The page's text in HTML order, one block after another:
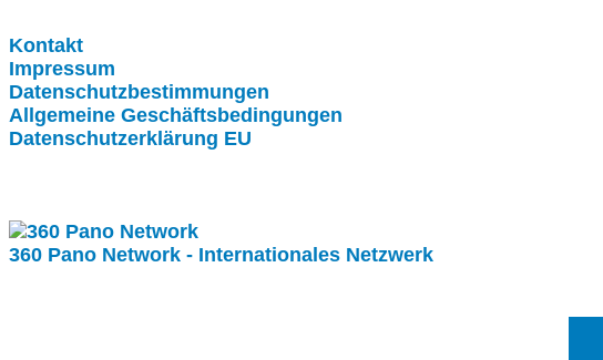
Kontakt
Impressum
Datenschutzbestimmungen
Allgemeine Geschäftsbedingungen
Datenschutzerklärung EU
360 Pano Network - Internationales Netzwerk